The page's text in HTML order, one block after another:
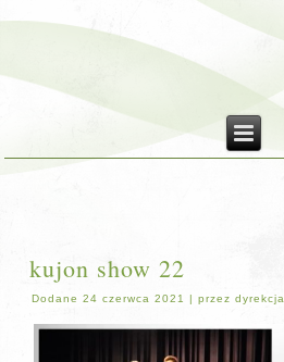
kujon show 22
Dodane 24 czerwca 2021 |przez dyrekcja